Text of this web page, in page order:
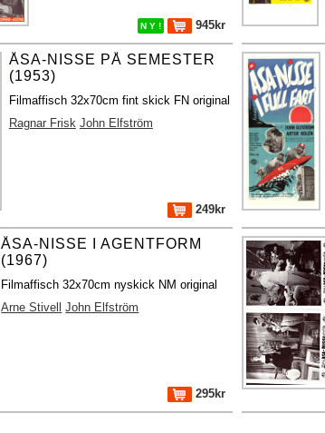
N Y ! 945kr
ÅSA-NISSE PÅ SEMESTER
(1953)
Filmaffisch 32x70cm fint skick FN original
Ragnar Frisk John Elfström
249kr
ÅSA-NISSE I AGENTFORM
(1967)
Filmaffisch 32x70cm nyskick NM original
Arne Stivell John Elfström
295kr